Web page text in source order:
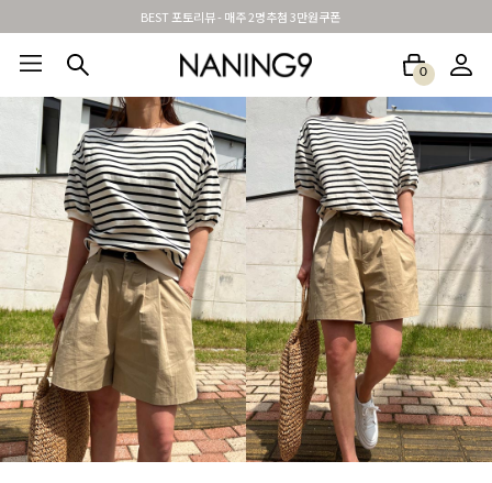
BEST 포토리뷰 - 매주 2명추첨 3만원쿠폰
0
BEST100🤍 NEW5% 베스트재진행 썸머여행룩 아울렛 하객&모임룩